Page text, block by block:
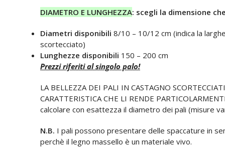
DIAMETRO E LUNGHEZZA: scegli la dimensione
Diametri disponibili 8/10 – 10/12 cm (indica la
scortecciato)
Lunghezze disponibili 150 – 200 cm
Prezzi riferiti al singolo palo!
LA BELLEZZA DEI PALI IN CASTAGNO
CARATTERISTICA CHE LI RENDE
calcolare con esattezza il diametro dei pali (misure
N.B. I pali possono presentare delle spaccature in
perchè il legno massello è un materiale vivo.